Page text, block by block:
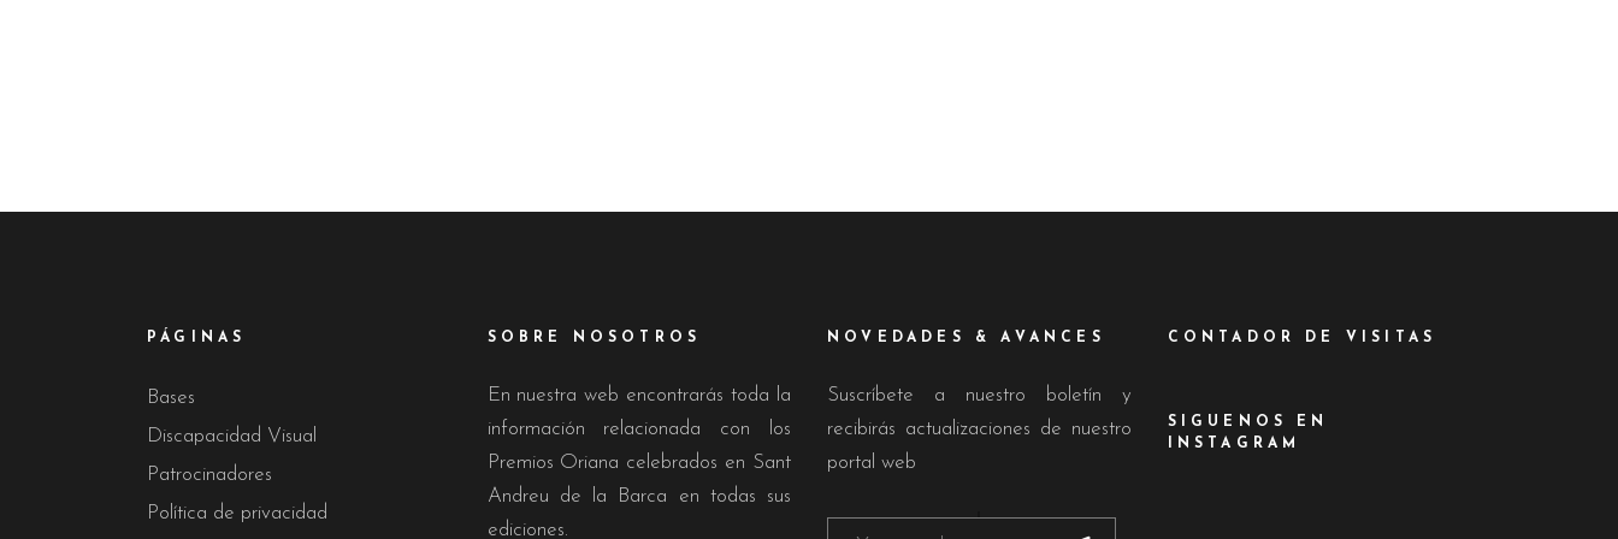
PÁGINAS
Bases
Discapacidad Visual
Patrocinadores
Política de privacidad
SOBRE NOSOTROS
En nuestra web encontrarás toda la
información relacionada con los
Premios Oriana celebrados en Sant
Andreu de la Barca en todas sus
ediciones.
NOVEDADES & AVANCES
Suscríbete a nuestro boletín y
recibirás actualizaciones de nuestro
portal web
CONTADOR DE VISITAS
SIGUENOS EN
INSTAGRAM